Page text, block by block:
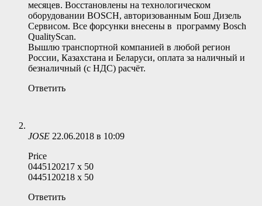
месяцев. Восстановлены на технологическом
оборудовании BOSCH, авторизованным Бош Дизель
Сервисом. Все форсунки внесены в программу Bosch
QualityScan.
Вышлю транспортной компанией в любой регион
России, Казахстана и Беларуси, оплата за наличный и
безналичный (с НДС) расчёт.
Ответить
JOSE 22.06.2018 в 10:09
Price
0445120217 x 50
0445120218 x 50
Ответить